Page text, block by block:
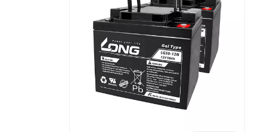
Pode ser instalado verticalmente ou
horizontalmente.
Proporciona uma vida cíclica mais longa.
Material do invólucro em ABS (o ABS
retardador de chamas é opcional).
Adequado para o standby, utilização e
armazenamento de energia.
Boa capacidade de recuperação de descargas